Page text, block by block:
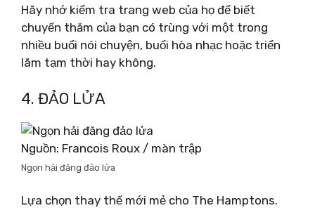
Hãy nhớ kiểm tra trang web của họ để biết
chuyến thăm của bạn có trùng với một trong
nhiều buổi nói chuyện, buổi hòa nhạc hoặc triển
lãm tạm thời hay không.
4. ĐẢO LỬA
Nguồn: Francois Roux / màn trập
Ngọn hải đăng đảo lửa
Lựa chọn thay thế mới mẻ cho The Hamptons.